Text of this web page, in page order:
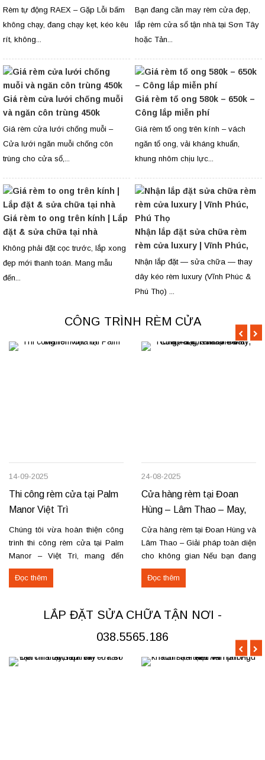
nơi
Rèm tự động RAEX – Gặp Lỗi bấm
không chạy, đang chạy kẹt, kéo kêu
rít, không...
Lĩnh Ba Vì
Bạn đang cần may rèm cửa đẹp,
lắp rèm cửa sổ tận nhà tại Sơn Tây
hoặc Tản...
Giá rèm cửa lưới chống muỗi
và ngăn côn trùng 450k
Giá rèm cửa lưới chống muỗi –
Cửa lưới ngăn muỗi chống côn
trùng cho cửa sổ,...
Giá rèm tổ ong 580k – 650k –
Công lắp miễn phí
Giá rèm tổ ong trên kính – vách
ngăn tổ ong, vải kháng khuẩn,
khung nhôm chịu lực...
Giá rèm to ong trên kính | Lắp
đặt & sửa chữa tại nhà
Không phải đặt cọc trước, lắp xong
đẹp mới thanh toán. Mang mẫu
đến...
Nhận lắp đặt sửa chữa rèm
rèm cửa luxury | Vĩnh Phúc,
Phú Thọ
Nhận lắp đặt — sửa chữa — thay
dây kéo rèm luxury (Vĩnh Phúc &
Phú Thọ) ...
CÔNG TRÌNH RÈM CỬA
14-09-2025
Thi công rèm cửa tại Palm
Manor Việt Trì
Chúng tôi vừa hoàn thiện công
trình thi công rèm cửa tại Palm
Manor – Việt Trì, mang đến
không gian sang trọng và tiện
nghi cho các căn hộ cao cấp.
Rèm vải thô cao cấp may định
hình hấp sóng: sang trọng, giữ
Đọc thêm
24-08-2025
Cửa hàng rèm tại Đoan
Hùng – Lâm Thao – May,
lắp đặt, sửa chữa
Cửa hàng rèm tại Đoan Hùng và
Lâm Thao – Giải pháp toàn diện
cho không gian Nếu bạn đang
tìm nơi may, lắp đặt rèm cửa
hoặc cần sửa chữa rèm hỏng tại
chúng tôi sẵn sàng đáp ứng với
dịch vụ chuyên nghiệp và giá...
Đọc thêm
LẮP ĐẶT SỬA CHỮA TẬN NƠI -
038.5565.186